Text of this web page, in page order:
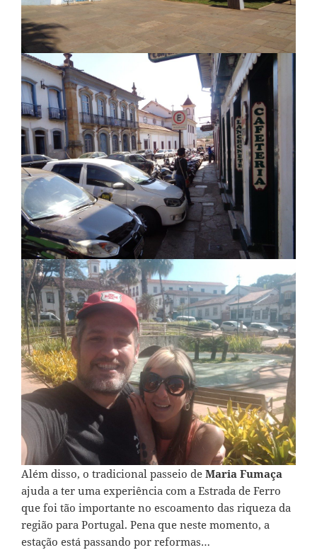
Além disso, o tradicional passeio de Maria Fumaça
ajuda a ter uma experiência com a Estrada de Ferro
que foi tão importante no escoamento das riqueza da
região para Portugal. Pena que neste momento, a
estação está passando por reformas…